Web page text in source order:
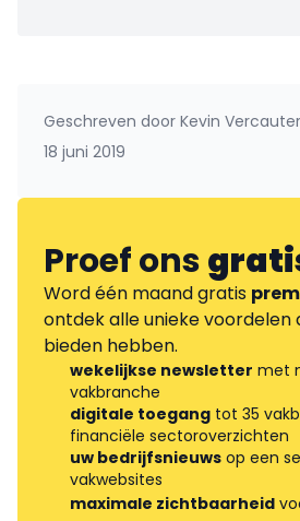
Geschreven door Kevin
18 juni 2019
Proef ons
Word één maand gratis
ontdek alle unieke voordelen
bieden hebben.
wekelijkse newsletter met
vakbranche
digitale toegang tot 35
financiële sectoroverzichten
uw bedrijfsnieuws op een
vakwebsites
maximale zichtbaarheid